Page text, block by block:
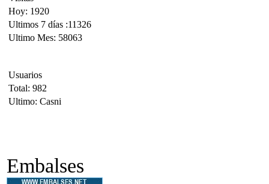
Hoy: 1920
Ultimos 7 días :11326
Ultimo Mes: 58063
Usuarios
Total: 982
Ultimo: Casni
Embalses